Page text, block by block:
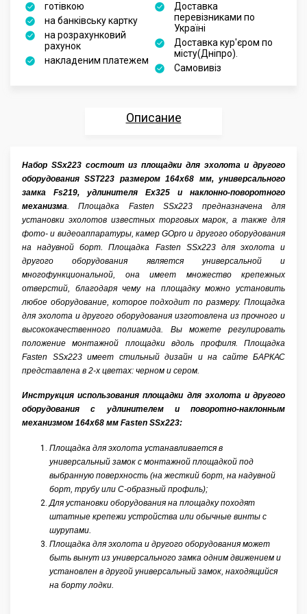
готівкою
на банківську картку
на розрахунковий
рахунок
накладеним платежем
Доставка
перевізниками по
Україні
Доставка кур'єром по
місту(Дніпро).
Самовивіз
Описание
Отзывы
Аксессуары
Набор SSx223 состоит из площадки для эхолота и другого
оборудования SST223 размером 164х68 мм, универсального
замка Fs219, удлинителя Ex325 и наклонно-поворотного
механизма. Площадка Fasten SSx223 предназначена для
установки эхолотов известных торговых марок, а также для
фото- и видеоаппаратуры, камер GOpro и другого оборудования
на надувной борт. Площадка Fasten SSx223 для эхолота и
другого оборудования является универсальной и
многофункциональной, она имеет множество крепежных
отверстий, благодаря чему на площадку можно установить
любое оборудование, которое подходит по размеру. Площадка
для эхолота и другого оборудования изготовлена из прочного и
высококачественного полиамида. Вы можете регулировать
положение монтажной площадки вдоль профиля. Площадка
Fasten SSx223 имеет стильный дизайн и на сайте БАРКАС
представлена в 2-х цветах: черном и сером.
Инструкция использования площадки для эхолота и другого
оборудования с удлинителем и поворотно-наклонным
механизмом 164х68 мм Fasten SSx223:
Площадка для эхолота устанавливается в
универсальный замок с монтажной площадкой под
выбранную поверхность (на жесткий борт, на надувной
борт, трубу или С-образный профиль);
Для установки оборудования на площадку походят
штатные крепежи устройства или обычные винты с
шурупами.
Площадка для эхолота и другого оборудования может
быть вынут из универсального замка одним движением и
установлен в другой универсальный замок, находящийся
на борту лодки.